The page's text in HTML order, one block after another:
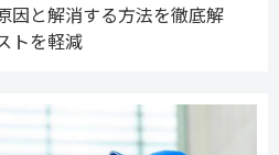
因と解消する方法を徹底解
トを軽減